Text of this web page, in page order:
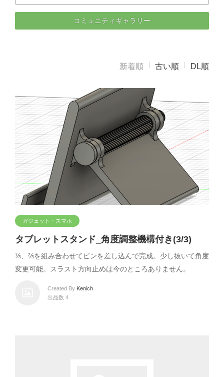
コミュニティギャラリー
新着順 古い順 DL順
ガジェット・スマホ
タブレットスタンド_角度調整機構付き(3/3)
⅓、⅔を組み合わせてピンを差し込んで完成。少し抜いて角度
変更可能。スラスト方向止めは今のところありません。
Created By Kenich
出品数 4